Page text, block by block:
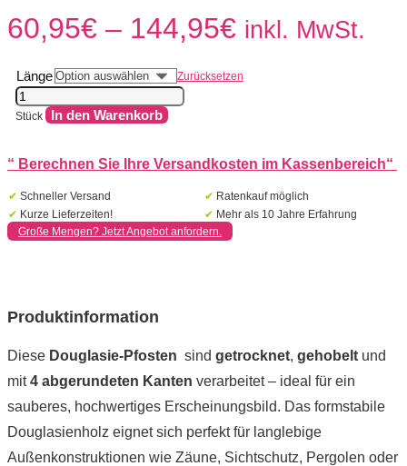
60,95€ – 144,95€Preisspanne:
60,95€
144,95€
inkl. MwSt.
Länge Zurücksetzen
Douglasie
Pfost
14
cm
Gehobelt
mit
4
abgerundeten
Stück In den Warenkorb
“ Berechnen Sie Ihre Versandkosten im Kassenbereich“
✔ Schneller Versand ✔ Ratenkauf möglich
✔ Kurze Lieferzeiten! ✔ Mehr als 10 Jahre Erfahrung
Große Mengen? Jetzt Angebot anfordern.
Produktinformation
Diese Douglasie-Pfosten sind getrocknet, gehobelt und
mit4 abgerundeten Kanten verarbeitet – ideal für ein
sauberes, hochwertiges Erscheinungsbild. Das formstabile
Douglasienholz eignet sich perfekt für langlebige
Außenkonstruktionen wie Zäune, Sichtschutz, Pergolen oder